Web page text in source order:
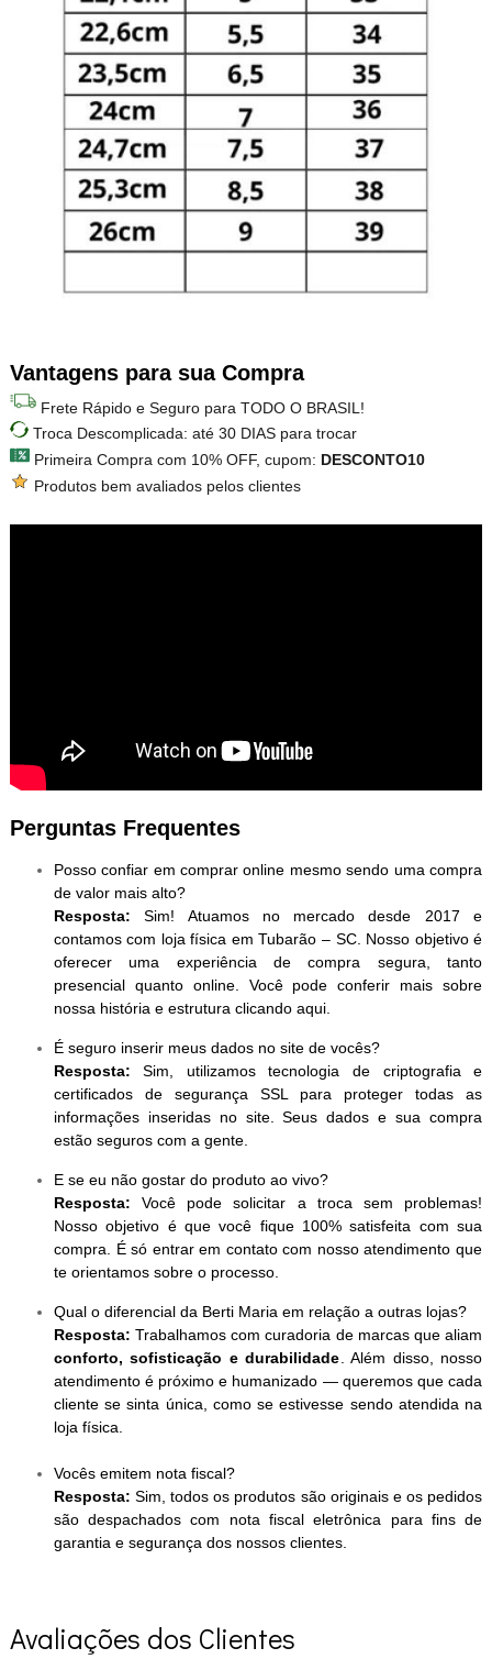
Vantagens para sua Compra
Frete Rápido e Seguro para TODO O BRASIL!
Troca Descomplicada: até 30 DIAS para trocar
Primeira Compra com 10% OFF, cupom: DESCONTO10
Produtos bem avaliados pelos clientes
Perguntas Frequentes
Posso confiar em comprar online mesmo sendo uma compra
de valor mais alto?
Resposta: Sim! Atuamos no mercado desde 2017 e
contamos com loja física em Tubarão – SC. Nosso objetivo é
oferecer uma experiência de compra segura, tanto
presencial quanto online. Você pode conferir mais sobre
nossa história e estrutura clicando aqui.
É seguro inserir meus dados no site de vocês?
Resposta: Sim, utilizamos tecnologia de criptografia e
certificados de segurança SSL para proteger todas as
informações inseridas no site. Seus dados e sua compra
estão seguros com a gente.
E se eu não gostar do produto ao vivo?
Resposta: Você pode solicitar a troca sem problemas!
Nosso objetivo é que você fique 100% satisfeita com sua
compra. É só entrar em contato com nosso atendimento que
te orientamos sobre o processo.
Qual o diferencial da Berti Maria em relação a outras lojas?
Resposta: Trabalhamos com curadoria de marcas que aliam
conforto, sofisticação e durabilidade . Além disso, nosso
atendimento é próximo e humanizado — queremos que cada
cliente se sinta única, como se estivesse sendo atendida na
loja física.
Vocês emitem nota fiscal?
Resposta:Sim, todos os produtos são originais e os pedidos
são despachados com nota fiscal eletrônica para fins de
garantia e segurança dos nossos clientes.
Avaliações dos Clientes